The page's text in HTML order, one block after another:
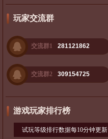
玩家交流群
交流群1 281121862
交流群2 309154725
游戏玩家排行榜
试玩等级排行数据每10分钟更新